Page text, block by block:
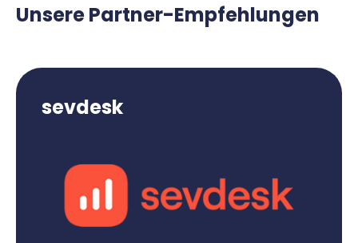
Unsere Partner-Empfehlungen
sevdesk